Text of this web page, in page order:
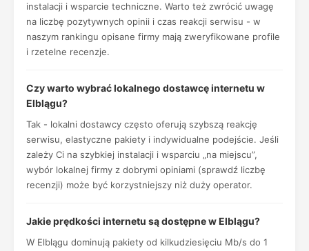
instalacji i wsparcie techniczne. Warto też zwrócić uwagę
na liczbę pozytywnych opinii i czas reakcji serwisu - w
naszym rankingu opisane firmy mają zweryfikowane profile
i rzetelne recenzje.
Czy warto wybrać lokalnego dostawcę internetu w
Elblągu?
Tak - lokalni dostawcy często oferują szybszą reakcję
serwisu, elastyczne pakiety i indywidualne podejście. Jeśli
zależy Ci na szybkiej instalacji i wsparciu „na miejscu”,
wybór lokalnej firmy z dobrymi opiniami (sprawdź liczbę
recenzji) może być korzystniejszy niż duży operator.
Jakie prędkości internetu są dostępne w Elblągu?
W Elblągu dominują pakiety od kilkudziesięciu Mb/s do 1